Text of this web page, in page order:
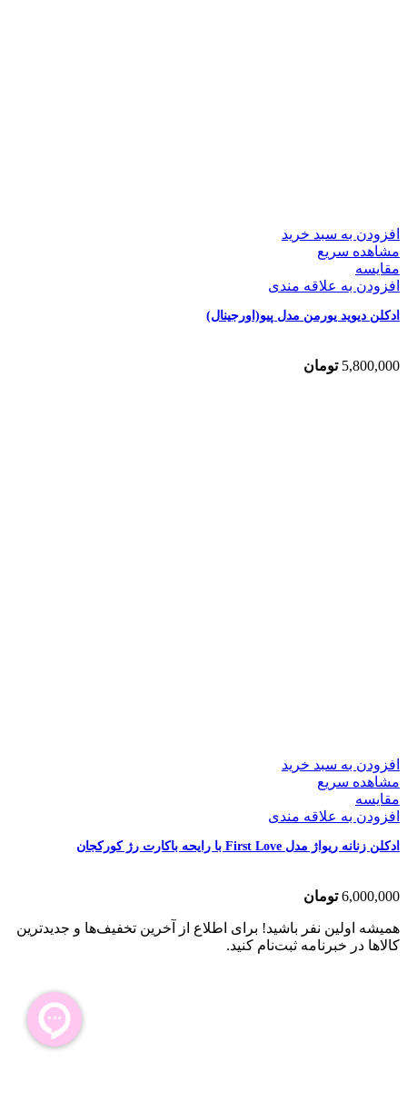
افزودن به سبد خرید
مشاهده سریع
مقایسه
افزودن به علاقه مندی
ادکلن دیوید یورمن مدل پیو(اورجینال)
5,800,000 تومان
افزودن به سبد خرید
مشاهده سریع
مقایسه
افزودن به علاقه مندی
ادکلن زنانه ریواژ مدل First Love با رایحه باکارت رژ کورکجان
6,000,000 تومان
همیشه اولین نفر باشید! برای اطلاع از آخرین تخفیف‌ها و جدیدترین
کالاها در خبرنامه ثبت‌نام کنید.